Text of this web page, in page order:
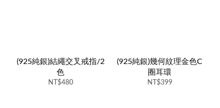
(925純銀)結繩交叉戒指/2
色
NT$480
(925純銀)幾何紋理金色C
圈耳環
NT$399